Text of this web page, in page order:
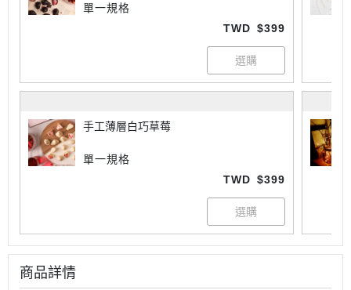
單一規格
TWD $399
手工薄層白巧草莓
單一規格
TWD $399
商品詳情